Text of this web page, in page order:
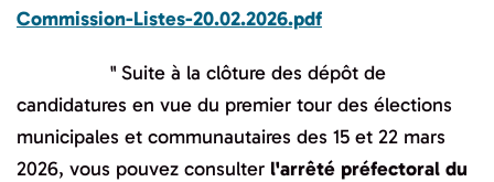
Commission-Listes-20.02.2026.pdf
" Suite à la clôture des dépôt de
candidatures en vue du premier tour des élections
municipales et communautaires des 15 et 22 mars
2026, vous pouvez consulter l'arrêté préfectoral du